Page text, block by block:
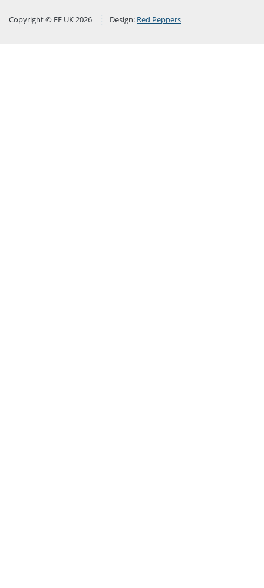
Copyright © FF UK 2026 Design: Red Peppers